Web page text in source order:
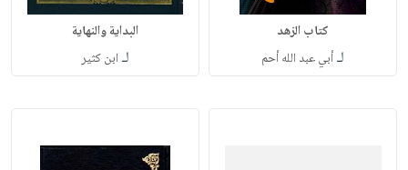
كتاب الزهد
لـأبي عبد الله أحم
البداية والنهاية
لـ ابن كثير